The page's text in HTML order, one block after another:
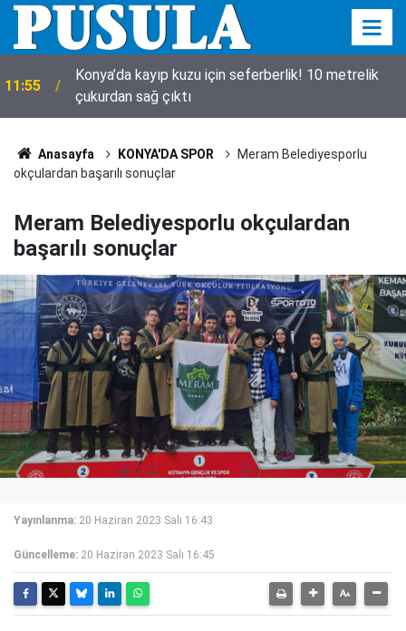
11:46
Gazze’den yürek yakan haber! Can kaybı 73 bini
geçti
Anasayfa KONYA'DA SPOR
Meram Belediyesporlu
okçulardan başarılı sonuçlar
Meram Belediyesporlu okçulardan
başarılı sonuçlar
Yayınlanma: 20 Haziran 2023 Salı 16:43
Güncelleme: 20 Haziran 2023 Salı 16:45